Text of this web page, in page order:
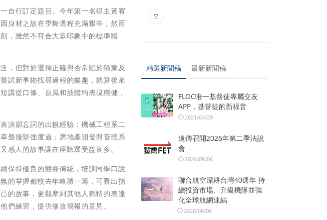
自行訂定題目。今年第一名得主黃宥
身材之故在學舞過程充滿艱辛，然而
，雖然不符合大眾印象中的標準體
，但對於選擇正確與否常陷於猶豫及
試新事物找尋過程的樂趣，就算後來
講從口條、台風和肢體均表現穩健，
演卻忘詞的出糗經驗；機械工程系二
最後堅強度過；房地產開發與管理系
感人的故事讓在座聽眾受益良多。
保持優良的競賽傳統，培訓同學口說
的掌握都較去年略勝一籌，可看出指
的故事，更觀摩到其他人獨特的表達
們練習，提供修改簡報的意見。
精選新聞稿 最新新聞稿
FLOC唯一基督徒專屬交友
APP，基督徒的新福音
2021/03/29
遠傳召開2026年第二季法說
會
2026/08/06
聯合航空深耕台灣40週年 持
續投資市場、升級機隊並強
化全球航網連結
2026/08/06